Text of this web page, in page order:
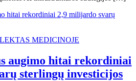
MEDICINOJE
augimo hitai rekordiniai
sterlingų investicijos